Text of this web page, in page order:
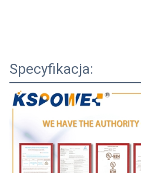
Specyfikacja: